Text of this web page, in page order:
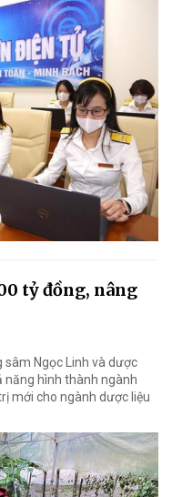
tỷ đồng, nâng
Ngọc Linh và dược
năng hình thành ngành
mới cho ngành dược liệu